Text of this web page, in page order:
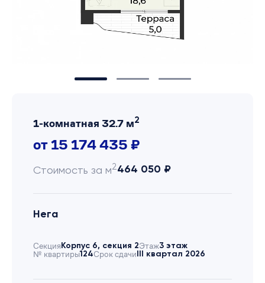
1-комнатная 32.7 м2
от 15 174 435 ₽
Стоимость за м2464 050 ₽
Нега
СекцияКорпус 6, секция 2Этаж3 этаж
№ квартиры124Срок сдачиIII квартал 2026